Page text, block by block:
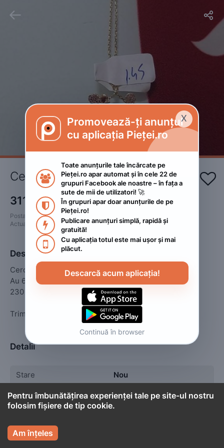
 
Cercei aur 14K-585 
311 RON
Postat
2022. septembrie 23.
Actualizat
2022. septembrie 23.
Descriere
Cercei aur 14K-585
Au 6 cm lungime
230 lei/gram
Detalii
Stare
Nou
Tip
Bijuterii, Ceasuri
 Cont titular
X
Promovează-ți anunțul
cu aplicația Pieței.ro

Toate anunțurile tale încărcate pe
Pieței.ro apar automat și în cele 22 de
grupuri Facebook ale noastre – în fața a
sute de mii de utilizatori! 🚀

În grupuri apar doar anunțurile de pe
Pieței.ro!

Publicare anunțuri simplă, rapidă și
gratuită!

Cu aplicația totul este mai ușor și mai
plăcut.
Descarcă acum aplicația!
Continuă în browser
Pentru îmbunătățirea experienței tale pe site-ul nostru
folosim fișiere de tip cookie.
Am înțeles